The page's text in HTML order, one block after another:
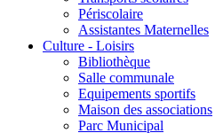
Périscolaire
Assistantes Maternelles
Culture - Loisirs
Bibliothèque
Salle communale
Equipements sportifs
Maison des associations
Parc Municipal